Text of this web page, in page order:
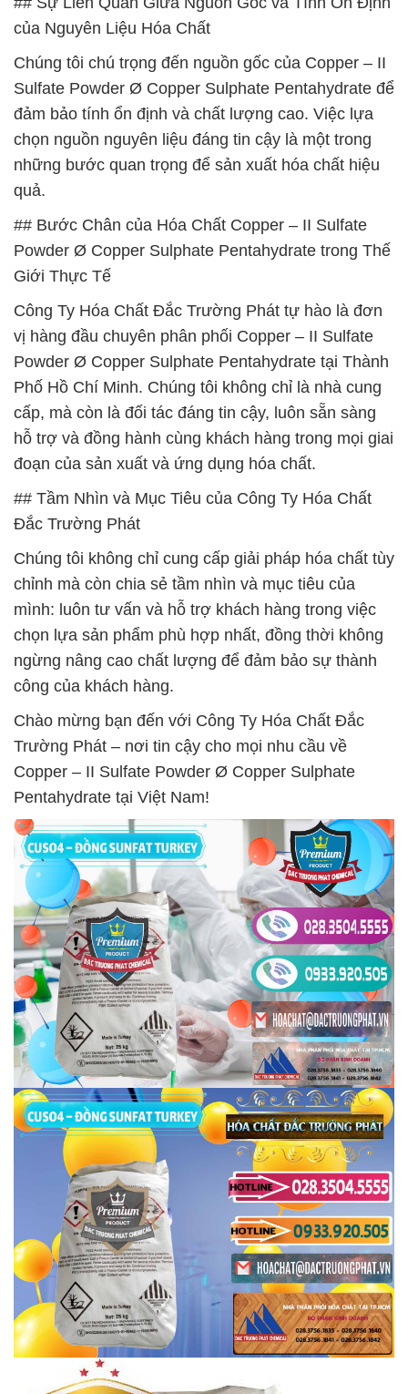
của Nguyên Liệu Hóa Chất
Chúng tôi chú trọng đến nguồn gốc của Copper – II
Sulfate Powder Ø Copper Sulphate Pentahydrate để
đảm bảo tính ổn định và chất lượng cao. Việc lựa
chọn nguồn nguyên liệu đáng tin cậy là một trong
những bước quan trọng để sản xuất hóa chất hiệu
quả.
## Bước Chân của Hóa Chất Copper – II Sulfate
Powder Ø Copper Sulphate Pentahydrate trong Thế
Giới Thực Tế
Công Ty Hóa Chất Đắc Trường Phát tự hào là đơn
vị hàng đầu chuyên phân phối Copper – II Sulfate
Powder Ø Copper Sulphate Pentahydrate tại Thành
Phố Hồ Chí Minh. Chúng tôi không chỉ là nhà cung
cấp, mà còn là đối tác đáng tin cậy, luôn sẵn sàng
hỗ trợ và đồng hành cùng khách hàng trong mọi giai
đoạn của sản xuất và ứng dụng hóa chất.
## Tầm Nhìn và Mục Tiêu của Công Ty Hóa Chất
Đắc Trường Phát
Chúng tôi không chỉ cung cấp giải pháp hóa chất tùy
chỉnh mà còn chia sẻ tầm nhìn và mục tiêu của
mình: luôn tư vấn và hỗ trợ khách hàng trong việc
chọn lựa sản phẩm phù hợp nhất, đồng thời không
ngừng nâng cao chất lượng để đảm bảo sự thành
công của khách hàng.
Chào mừng bạn đến với Công Ty Hóa Chất Đắc
Trường Phát – nơi tin cậy cho mọi nhu cầu về
Copper – II Sulfate Powder Ø Copper Sulphate
Pentahydrate tại Việt Nam!